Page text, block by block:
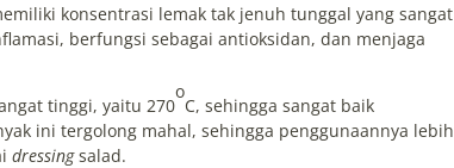
konsentrasi lemak tak jenuh tunggal yang sangat
berfungsi sebagai antioksidan, dan menjaga
tinggi, yaitu 270
o
C, sehingga sangat baik
ini tergolong mahal, sehingga penggunaannya lebih
dressingsalad.